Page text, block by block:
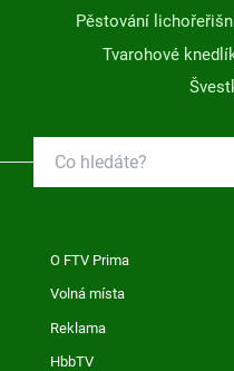
Pěstování
Tvarohové
O FTV Prima
Volná místa
Reklama
HbbTV